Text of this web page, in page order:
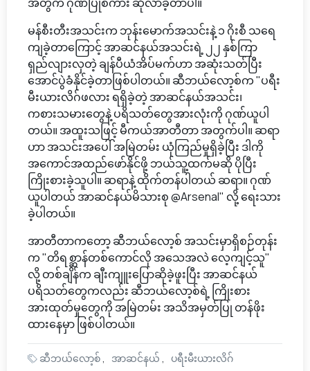
မန်စီးတီးအသင်းက ဘုန်းမောက်အသင်းနဲ့ ၁ ဂိုးစီ သရေ
ကျခဲ့တာကြောင့် အာဆင်နယ်အသင်းရဲ့ ၂၂ နှစ်ကြာ
ရှည်လျားလှတဲ့ ချန်ပီယံအိပ်မက်ဟာ အဆုံးသတ်ပြီး
အောင်ပွဲခံနိုင်ခဲ့တာဖြစ်ပါတယ်။ ဆီဘယ်လော့စ်က "ပရီး
မီးယားလိဂ်ဖလား ရရှိခဲ့တဲ့ အာဆင်နယ်အသင်း၊
ကစားသမားတွေနဲ့ ပရိသတ်တွေအားလုံးကို ဂုဏ်ယူပါ
တယ်။ အထူးသဖြင့် မီကယ်အာတီတာ အတွက်ပါ။ ဆရာ
ဟာ အသင်းအပေါ် အမြဲတမ်း ယုံကြည်မှုရှိခဲ့ပြီး ဒါကို
အကောင်အထည်ဖော်နိုင်ဖို့ ဘယ်သူ့ထက်မဆို ပိုပြီး
ကြိုးစားခဲ့သူပါ။ ဆရာနဲ့ ထိုက်တန်ပါတယ် ဆရာ။ ဂုဏ်
ယူပါတယ် အာဆင်နယ်မိသားစု @Arsenal" လို့ ရေးသား
ခဲ့ပါတယ်။
အာတီတာကတော့ ဆီဘယ်လော့စ် အသင်းမှာရှိစဉ်တုန်း
က "တိရစ္ဆာန်တစ်ကောင်လို အသေအလဲ လေ့ကျင့်သူ"
လို့ တစ်ချိန်က ချီးကျူးပြောဆိုခဲ့ဖူးပြီး အာဆင်နယ်
ပရိသတ်တွေကလည်း ဆီဘယ်လော့စ်ရဲ့ ကြိုးစား
အားထုတ်မှုတွေကို အမြဲတမ်း အသိအမှတ်ပြု တန်ဖိုး
ထားနေမှာ ဖြစ်ပါတယ်။
ဆီဘယ်လော့စ် အာဆင်နယ် ပရီးမီးယားလိဂ်